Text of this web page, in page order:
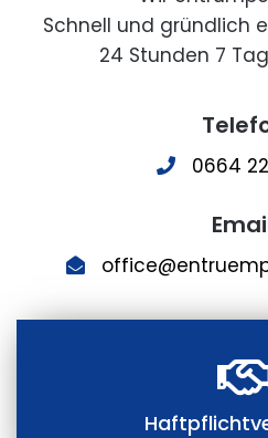
Schnell und gründlich
24 Stunden 7
0664